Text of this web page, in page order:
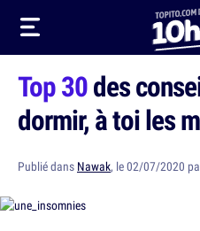
Top 30des
dormir, à toi les
Publié dans Nawak, le 02/07/2020